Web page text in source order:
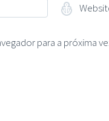
para a próxima